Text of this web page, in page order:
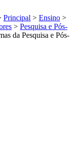
Principal > Ensino >
> Pesquisa e Pós-
da Pesquisa e Pós-